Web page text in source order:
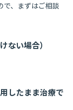
で、まずはご相談
ない場合）
したまま治療で